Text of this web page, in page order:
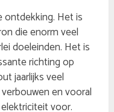
ontdekking. Het is
die enorm veel
doeleinden. Het is
richting op
jaarlijks veel
en vooral
voor.